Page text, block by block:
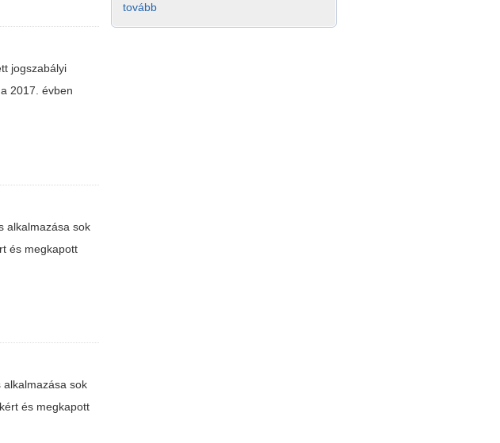
jogszabályi
2017. évben
alkalmazása sok
és megkapott
sok
és megkapott
tovább